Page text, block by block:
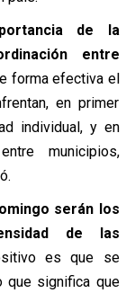
de la
entre
forma efectiva el
en primer
individual, y en
municipios,
serán los
de las
es que se
que significa que